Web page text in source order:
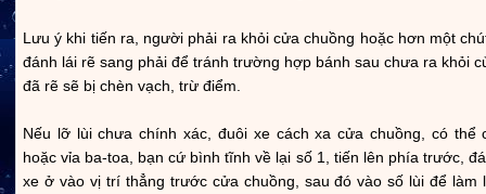
Lưu ý khi tiến ra, người phải ra khỏi cửa chuồng hoặc hơn một
đánh lái rẽ sang phải để tránh trường hợp bánh sau chưa ra khỏi
đã rẽ sẽ bị chèn vạch, trừ điểm.
Nếu lỡ lùi chưa chính xác, đuôi xe cách xa cửa chuồng, có thể
hoặc vỉa ba-toa, bạn cứ bình tĩnh về lại số 1, tiến lên phía trước,
xe ở vào vị trí thẳng trước cửa chuồng, sau đó vào số lùi để làm